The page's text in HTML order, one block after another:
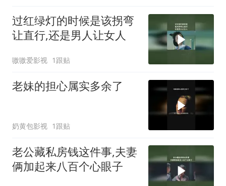
过红绿灯的时候是该拐弯
让直行,还是男人让女人
嗷嗷爱影视 1跟贴
老妹的担心属实多余了
奶黄包影视 1跟贴
老公藏私房钱这件事,夫妻
俩加起来八百个心眼子